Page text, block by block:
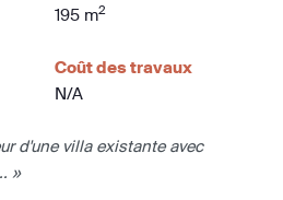
195 m2
Coût des travaux
N/A
d'une villa existante avec
»